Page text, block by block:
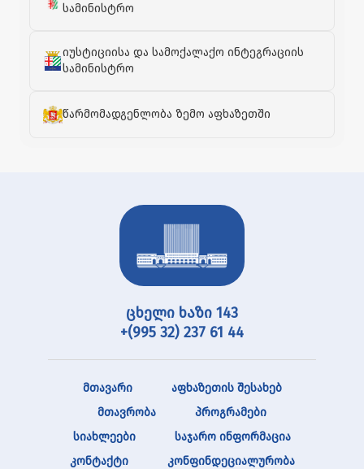
სამინისტრო
იუსტიციისა და სამოქალაქო ინტეგრაციის
სამინისტრო
წარმომადგენლობა ზემო აფხაზეთში
ცხელი ხაზი 143
+(995 32) 237 61 44
მთავარი
აფხაზეთის შესახებ
მთავრობა
პროგრამები
სიახლეები
საჯარო ინფორმაცია
კონტაქტი
კონფინდეციალურობა